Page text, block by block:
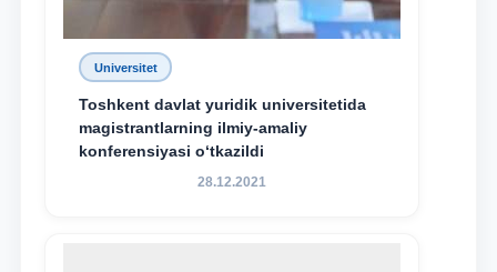
Universitet
Toshkent davlat yuridik universitetida
magistrantlarning ilmiy-amaliy
konferensiyasi o‘tkazildi
28.12.2021